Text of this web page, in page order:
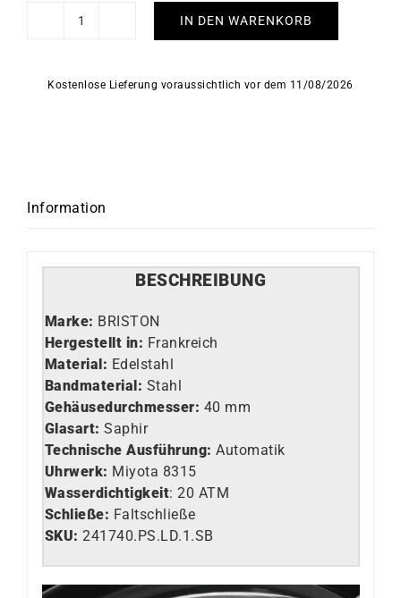
Briston
Diver
IN DEN WARENKORB
Kostenlose Lieferung voraussichtlich vor dem 11/08/2026
Information
BESCHREIBUNG
Marke: BRISTON
Hergestellt in: Frankreich
Material: Edelstahl
Bandmaterial: Stahl
Gehäusedurchmesser: 40 mm
Glasart: Saphir
Technische Ausführung: Automatik
Uhrwerk: Miyota 8315
Wasserdichtigkeit: 20 ATM
Schließe: Faltschließe
SKU: 241740.PS.LD.1.SB